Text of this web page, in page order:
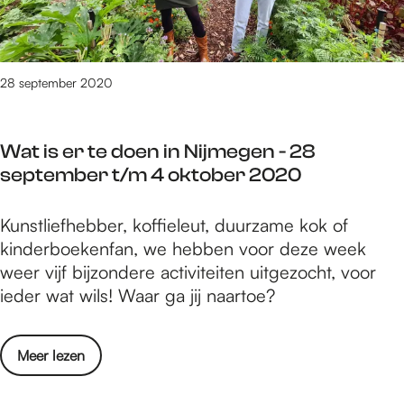
o
b
r
2
0
m
e
g
e
-
5
t
m
1
1
o
t
o
t
e
d
o
i
n
i
j
m
e
e
n
Wat is er te doen in Nijmegen - 28
september t/m 4 oktober 2020
28 september 2020
W
a
t
i
e
r
Kunstliefhebber, koffieleut, duurzame kok of
kinderboekenfan, we hebben voor deze week
weer vijf bijzondere activiteiten uitgezocht, voor
ieder wat wils! Waar ga jij naartoe?
Meer lezen
o
v